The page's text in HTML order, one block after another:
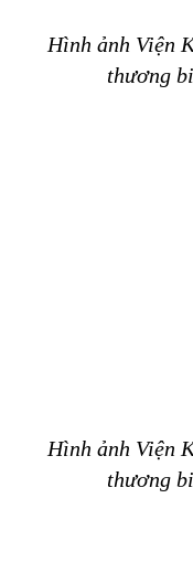
Hình ảnh Viện
thương
Hình ảnh Viện
thương